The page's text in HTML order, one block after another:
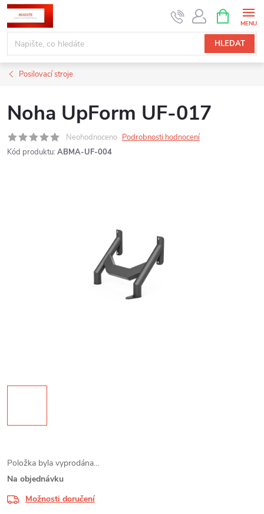
Přejít
na
obsah
HLEDAT
NÁKUPNÍ
KOŠÍK
Posilovací stroje
Noha UpForm UF-017
Neohodnoceno Podrobnosti hodnocení
Kód produktu: ABMA-UF-004
Položka byla vyprodána…
Na objednávku
Možnosti doručení